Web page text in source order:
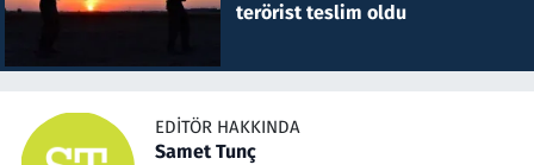
terörist teslim oldu
EDITÖR HAKKINDA
Samet Tunç